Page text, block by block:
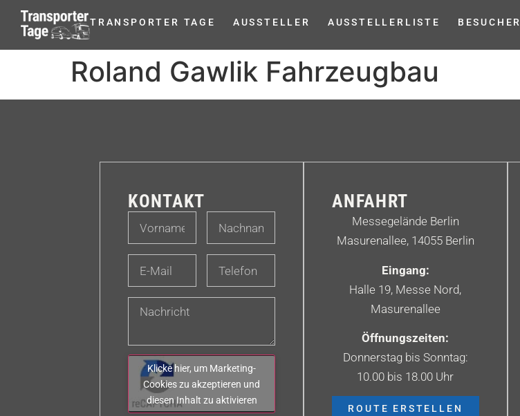
TRANSPORTER TAGE AUSSTELLER AUSSTELLERLISTE BESUCHER
Roland Gawlik Fahrzeugbau
KONTAKT
Klicke hier, um Marketing-
Cookies zu akzeptieren und
diesen Inhalt zu aktivieren
ANFAHRT
Messegelände Berlin
Masurenallee, 14055 Berlin
Eingang:
Halle 19, Messe Nord,
Masurenallee
Öffnungszeiten:
Donnerstag bis Sonntag:
10.00 bis 18.00 Uhr
ROUTE ERSTELLEN